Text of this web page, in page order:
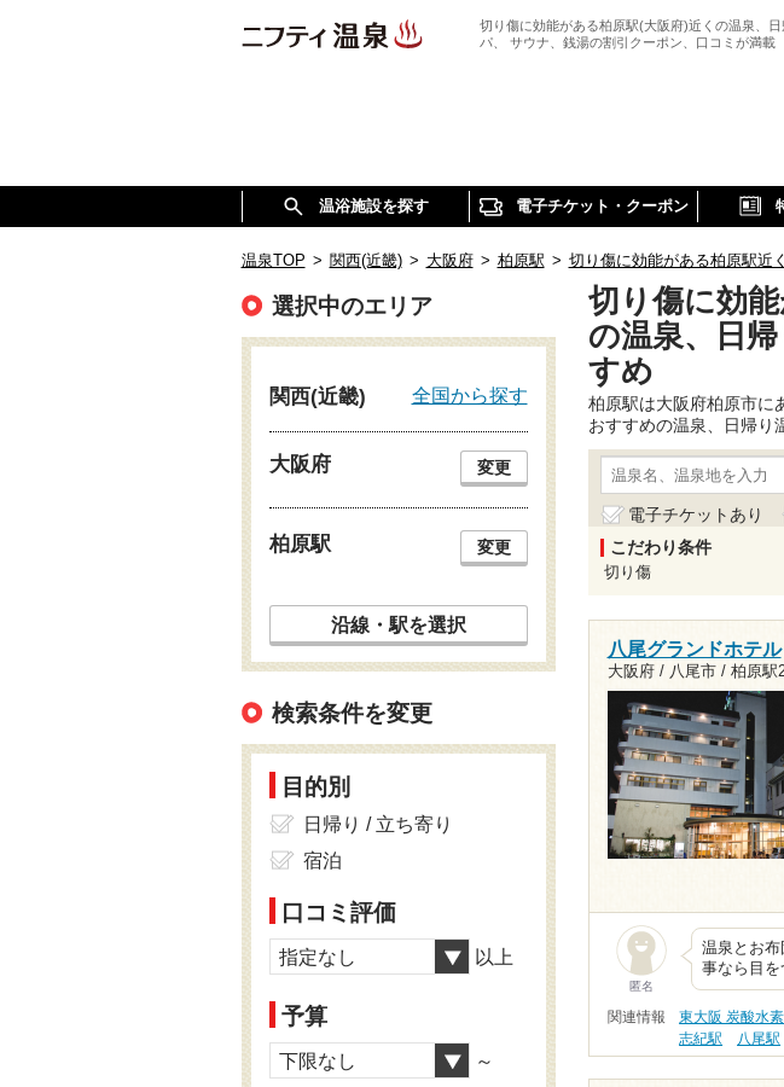
切り傷に効能がある柏原駅(大阪府)近くの温泉、
パ、 サウナ、銭湯の割引クーポン、口コミが満載
温浴施設を探す 電子チケット・クーポン
温泉TOP > 関西(近畿) > 大阪府 > 柏原駅 > 切り傷に効能がある柏原駅近
切り傷に効
の温泉、日
すめ
柏原駅は大阪府柏原市に
おすすめの温泉、日帰り
電子チケットあり
こだわり条件
切り傷
八尾グランドホテル
大阪府 / 八尾市 / 柏原駅
匿名
温泉とお
事なら目
関連情報 東大阪 炭酸水
志紀駅
八尾駅
選択中のエリア
関西(近畿) 全国から探す
大阪府 変更
柏原駅 変更
沿線・駅を選択
検索条件を変更
目的別
日帰り / 立ち寄り
宿泊
口コミ評価
指定なし 以上
予算
下限なし ～